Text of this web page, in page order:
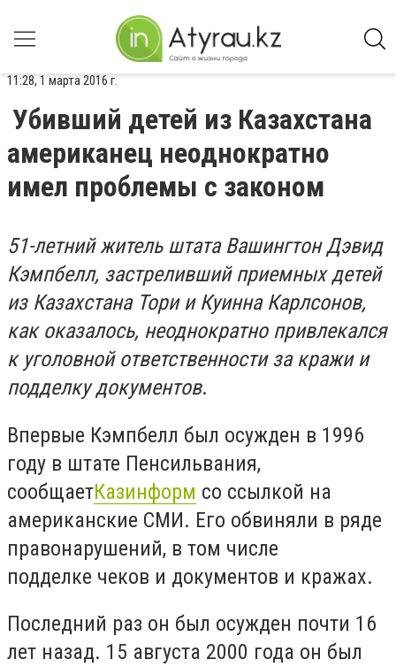
11:28, 1 марта 2016 г.
Убивший детей из Казахстана
американец неоднократно
имел проблемы с законом
51-летний житель штата Вашингтон Дэвид
Кэмпбелл, застреливший приемных детей
из Казахстана Тори и Куинна Карлсонов,
как оказалось, неоднократно привлекался
к уголовной ответственности за кражи и
подделку документов.
Впервые Кэмпбелл был осужден в 1996
году в штате Пенсильвания,
сообщаетКазинформ со ссылкой на
американские СМИ. Его обвиняли в ряде
правонарушений, в том числе
подделке чеков и документов и кражах.
Последний раз он был осужден почти 16
лет назад. 15 августа 2000 года он был